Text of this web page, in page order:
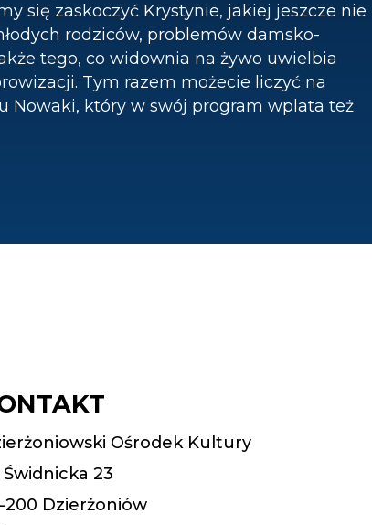
się zaskoczyć Krystynie, jakiej jeszcze nie
rodziców, problemów damsko-
tego, co widownia na żywo uwielbia
Tym razem możecie liczyć na
Nowaki, który w swój program wplata też
Ośrodek Kultury
Świdnicka 23
200 Dzierżoniów